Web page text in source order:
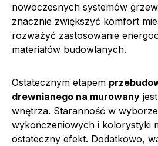
nowoczesnych systemów
znacznie zwiększyć komfort
rozważyć zastosowanie
materiałów budowlanych.
Ostatecznym etapem
drewnianego na murowany
wnętrza. Staranność w wyborze
wykończeniowych i kolorystyki
ostateczny efekt. Dodatkowo,